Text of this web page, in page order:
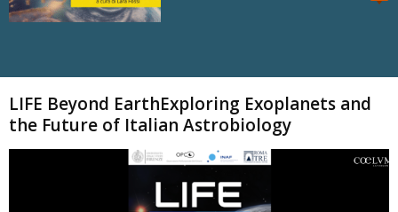
LIFE Beyond EarthExploring Exoplanets and
the Future of Italian Astrobiology